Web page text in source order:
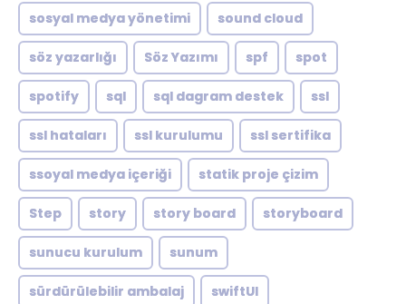
sosyal medya yönetimi sound cloud
söz yazarlığı Söz Yazımı spf spot
spotify sql sql dagram destek ssl
ssl hataları ssl kurulumu ssl sertifika
ssoyal medya içeriği statik proje çizim
Step story story board storyboard
sunucu kurulum sunum
sürdürülebilir ambalaj swiftUI